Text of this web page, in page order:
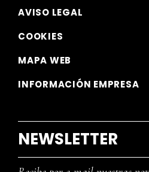
AVISO LEGAL
COOKIES
MAPA WEB
INFORMACIÓN EMPRESA
NEWSLETTER